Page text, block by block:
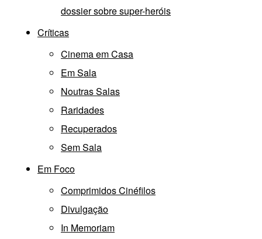
dossier sobre super-heróis
Críticas
Cinema em Casa
Em Sala
Noutras Salas
Raridades
Recuperados
Sem Sala
Em Foco
Comprimidos Cinéfilos
Divulgação
In Memoriam